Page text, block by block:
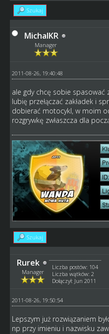
Szukaj
MichalKR
Manager
2011-08-26, 19:40:48
ale gdy chcę sobie
lubię przełączać zakładek i
dobierać motocykl, w moim
rozgrywkę zwłaszcza dla
Szukaj
Rurek
Manager
Liczba postów: 104
Liczba wątków: 2
Dołączył: Jun 2011
2011-08-26, 19:50:54
Lepszym już rozwiązaniem
np przy imieniu i nazwisku